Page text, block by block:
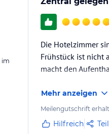
im
Die Hotelzimmer
Frühstück ist nicht
macht den
Mehr anzeigen
Meilengutschrift
Hilfreich